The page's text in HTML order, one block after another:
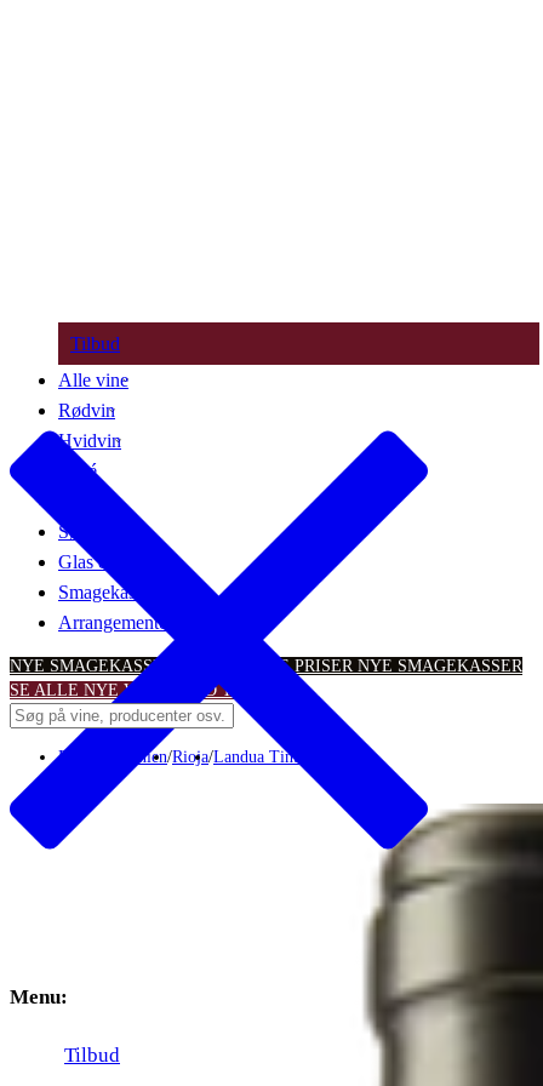
Menu:
Tilbud
Tilbud
Alle vine
Rødvin
Hvidvin
Rosé
Søde vine
Glas & tilbehør
Smagekasser
Arrangementer
NYE SMAGEKASSER – TIL SKARPE PRISER NYE SMAGEKASSER
SE ALLE NYE VINTILBUDTILBUD
Rødvin Spanien/Rioja/Landua Tinto